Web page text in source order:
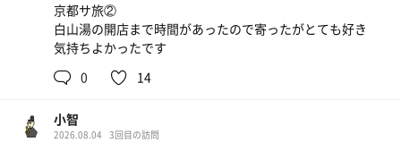
京都サ旅②
白山湯の開店まで時間があったので寄ったがとても好き
気持ちよかったです
0
14
小智
2026.08.04 3回目の訪問